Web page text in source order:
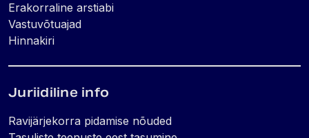
Erakorraline arstiabi
Vastuvõtuajad
Hinnakiri
Juriidiline info
Ravijärjekorra pidamise nõuded